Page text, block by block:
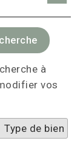
à
vos
Type de bien